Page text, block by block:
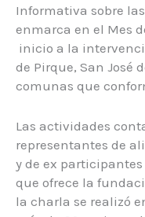
Informativa sobre
enmarca en el Mes
inicio a la
de Pirque, San José
comunas que
Las actividades
representantes de
y de ex
que ofrece la
la charla se realizó